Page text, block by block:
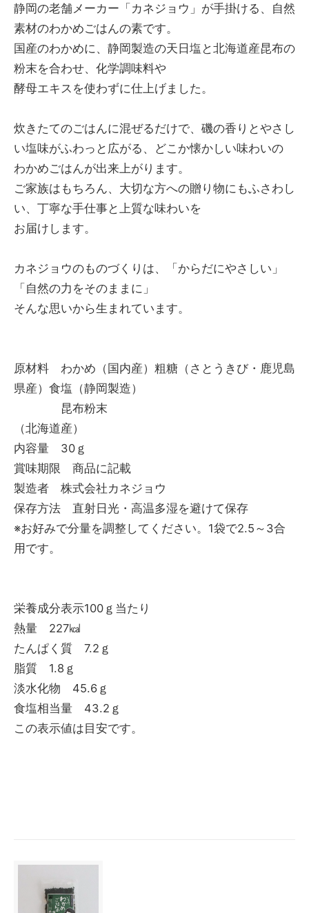
静岡の老舗メーカー「カネジョウ」が手掛ける、自然
素材のわかめごはんの素です。
国産のわかめに、静岡製造の天日塩と北海道産昆布の
粉末を合わせ、化学調味料や
酵母エキスを使わずに仕上げました。
炊きたてのごはんに混ぜるだけで、磯の香りとやさし
い塩味がふわっと広がる、どこか懐かしい味わいの
わかめごはんが出来上がります。
ご家族はもちろん、大切な方への贈り物にもふさわし
い、丁寧な手仕事と上質な味わいを
お届けします。
カネジョウのものづくりは、「からだにやさしい」
「自然の力をそのままに」
そんな思いから生まれています。
原材料 わかめ（国内産）粗糖（さとうきび・鹿児島
県産）食塩（静岡製造）
昆布粉末
（北海道産）
内容量 30ｇ
賞味期限 商品に記載
製造者 株式会社カネジョウ
保存方法 直射日光・高温多湿を避けて保存
※お好みで分量を調整してください。1袋で2.5～3合
用です。
栄養成分表示100ｇ当たり
熱量 227㎉
たんぱく質 7.2ｇ
脂質 1.8ｇ
淡水化物 45.6ｇ
食塩相当量 43.2ｇ
この表示値は目安です。